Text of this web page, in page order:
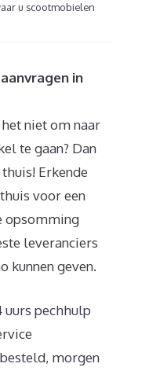
u scootmobielen
in
niet om naar
te gaan? Dan
Erkende
voor een
opsomming
leveranciers
kunnen geven.
pechhulp
morgen